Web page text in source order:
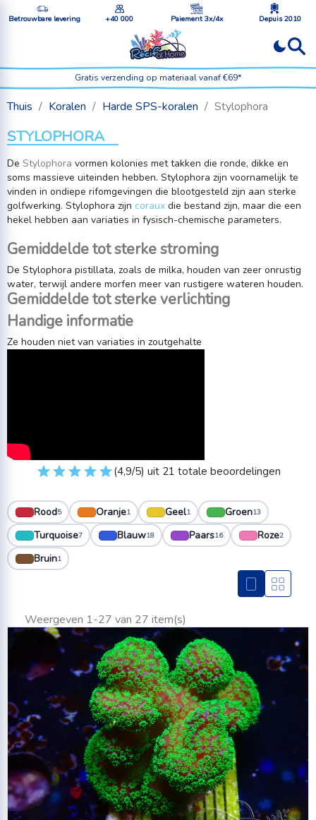
Betrouwbare levering +40 000 Paiement 3x/4x Depuis 2010
Gratis verzending op materiaal vanaf €69*
Thuis Koralen Harde SPS-koralen Stylophora
STYLOPHORA
De Stylophora vormen kolonies met takken die ronde, dikke en
soms massieve uiteinden hebben. Stylophora zijn voornamelijk te
vinden in ondiepe rifomgevingen die blootgesteld zijn aan sterke
golfwerking. Stylophora zijn coraux die bestand zijn, maar die een
hekel hebben aan variaties in fysisch-chemische parameters.
Gemiddelde tot sterke stroming
De Stylophora pistillata, zoals de milka, houden van zeer onrustig
water, terwijl andere morfen meer van rustigere wateren houden.
Gemiddelde tot sterke verlichting
Handige informatie
Ze houden niet van variaties in zoutgehalte
(4,9/5) uit 21 totale beoordelingen
Rood5 Oranje1 Geel1 Groen13
Turquoise7 Blauw18 Paars16 Roze2
Bruin1
Weergeven 1-27 van 27 item(s)